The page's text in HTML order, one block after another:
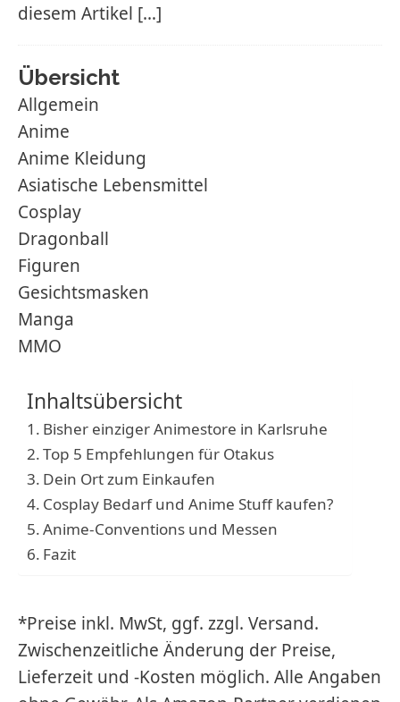
diesem Artikel […]
Übersicht
Allgemein
Anime
Anime Kleidung
Asiatische Lebensmittel
Cosplay
Dragonball
Figuren
Gesichtsmasken
Manga
MMO
Inhaltsübersicht
Bisher einziger Animestore in Karlsruhe
Top 5 Empfehlungen für Otakus
Dein Ort zum Einkaufen
Cosplay Bedarf und Anime Stuff kaufen?
Anime-Conventions und Messen
Fazit
*Preise inkl. MwSt, ggf. zzgl. Versand.
Zwischenzeitliche Änderung der Preise,
Lieferzeit und -Kosten möglich. Alle Angaben